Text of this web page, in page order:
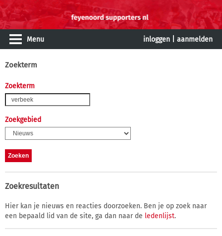
Menu inloggen aanmelden
Zoekterm
Zoekterm
Zoekgebied
Zoekresultaten
Hier kan je nieuws en reacties doorzoeken. Ben je op zoek naar
een bepaald lid van de site, ga dan naar de ledenlijst.